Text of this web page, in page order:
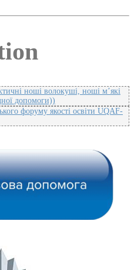
ноші волокуші, ноші м’які
допомоги))
форуму якості освіти UQAF-